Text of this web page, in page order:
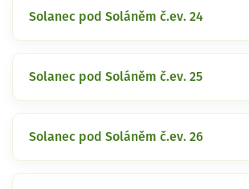
Solanec pod Soláněm č.ev. 24
Solanec pod Soláněm č.ev. 25
Solanec pod Soláněm č.ev. 26